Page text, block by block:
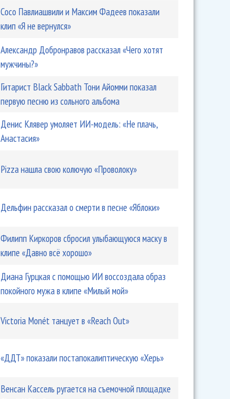
Сосо Павлиашвили и Максим Фадеев показали
клип «Я не вернулся»
Александр Добронравов рассказал «Чего хотят
мужчины?»
Гитарист Black Sabbath Тони Айомми показал
первую песню из сольного альбома
Денис Клявер умоляет ИИ-модель: «Не плачь,
Анастасия»
Pizza нашла свою колючую «Проволоку»
Дельфин рассказал о смерти в песне «Яблоки»
Филипп Киркоров сбросил улыбающуюся маску в
клипе «Давно всё хорошо»
Диана Гурцкая с помощью ИИ воссоздала образ
покойного мужа в клипе «Милый мой»
Victoria Monét танцует в «Reach Out»
«ДДТ» показали постапокалиптическую «Херь»
Венсан Кассель ругается на съемочной площадке